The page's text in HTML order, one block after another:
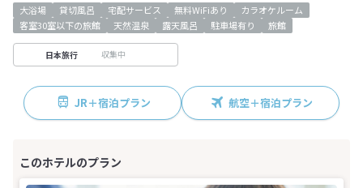
大浴場 貸切風呂 宅配サービス 無料WiFiあり
カラオケルーム
客室30室以下の旅館
天然温泉 露天風呂 駐車場有り 旅館
日本旅行 収集中
JR＋宿泊プラン 航空＋宿泊プラン